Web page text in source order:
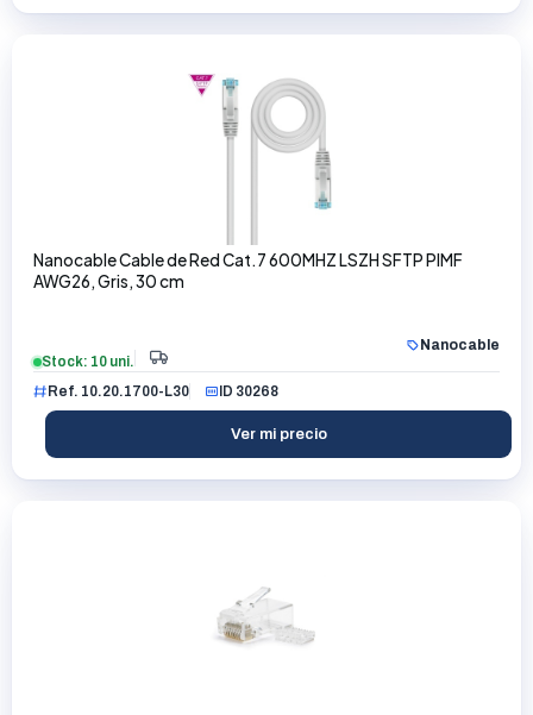
Nanocable Cable de Red Cat.7 600MHZ LSZH SFTP PIMF
AWG26, Gris, 30 cm
Nanocable
Stock: 10 uni.
Ref. 10.20.1700-L30
ID 30268
Ver mi precio